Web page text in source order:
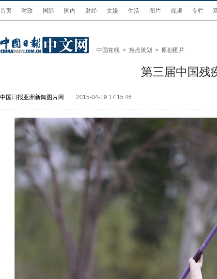
首页 时政 国际 国内 财经 文娱 生活 图片 视频 专栏
中国在线 > 热点策划 > 原创图片
第三届中国残
中国日报亚洲新闻图片网 2015-04-19 17:15:46